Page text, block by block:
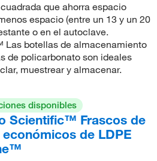
que ahorra espacio
espacio (entre un 13 y un 20
o en el autoclave.
Las botellas de almacenamiento
de policarbonato son ideales
muestrear y almacenar.
disponibles
Scientific™ Frascos de
de LDPE